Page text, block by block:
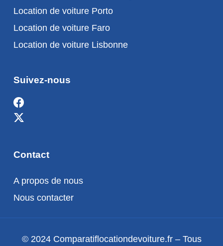
Location de voiture Porto
Location de voiture Faro
Location de voiture Lisbonne
Suivez-nous
Contact
A propos de nous
Nous contacter
© 2024 Comparatiflocationdevoiture.fr – Tous